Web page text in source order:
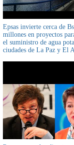
Epsas invierte cerca de
millones en proyectos
el suministro de agua
ciudades de La Paz y El